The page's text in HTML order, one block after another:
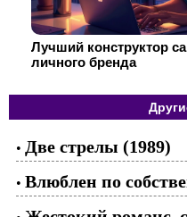
Лучший конструктор
личного бренда
• Две стрелы (1989)
• Влюблен по